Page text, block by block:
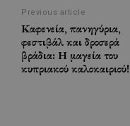
Previous article
Καφενεία, πανηγύρια,
φεστιβάλ και δροσερά
βράδια: Η μαγεία του
κυπριακού καλοκαιριού!